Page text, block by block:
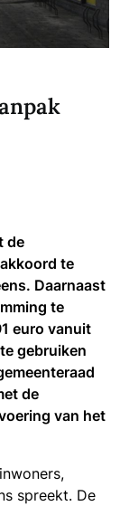
de
te
Daarnaast
te
euro vanuit
gebruiken
de
van het
spreekt. De